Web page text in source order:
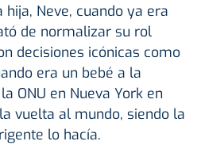
Neve, cuando ya era
de normalizar su rol
decisiones icónicas como
era un bebé a la
ONU en Nueva York en
vuelta al mundo, siendo la
lo hacía.